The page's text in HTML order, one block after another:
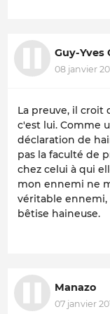
Guy-Yves
08 janvier
La preuve, il croit
c'est lui. Comme
déclaration de
pas la faculté de
chez celui à qui
mon ennemi ne
véritable ennemi,
bêtise haineuse.
Manazo
07 janvier